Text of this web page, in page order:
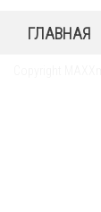
ГЛАВНАЯ